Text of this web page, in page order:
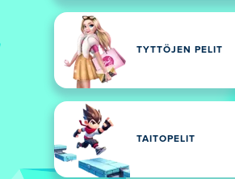
TYTTÖJEN PELIT
TAITOPELIT